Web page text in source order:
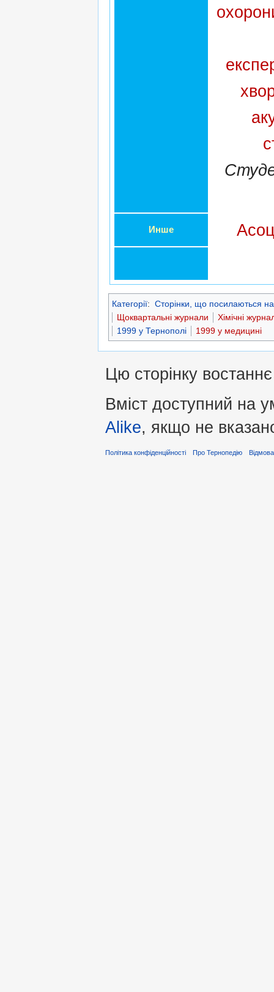
Инше
Категорії: Сторінки, що посилаються
Щоквартальні журнали
Хімічні
1999 у Тернополі
1999 у медицині
Цю сторінку
Вміст доступний на
Alike, якщо не
Політика конфіденційності Про Тернопедію